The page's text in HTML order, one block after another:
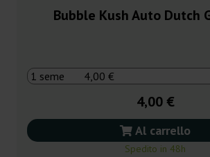
Bubble Kush Auto Dutch
4,00 €
Al carrello
Spedito in 48h